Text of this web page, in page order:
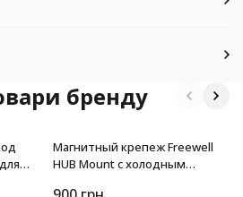
бренду
Магнитный крепеж Freewell
HUB Mount с холодным